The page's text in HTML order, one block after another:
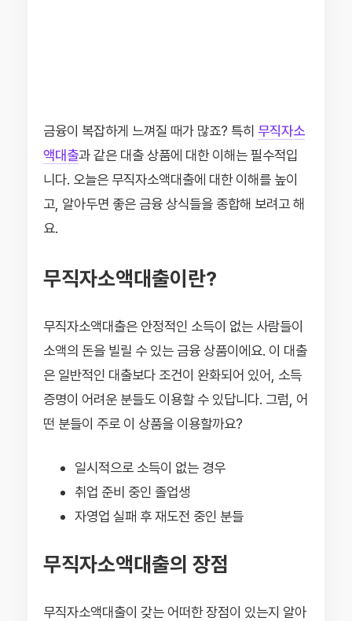
금융이 복잡하게 느껴질 때가 많죠? 특히 무직자소
액대출과 같은 대출 상품에 대한 이해는 필수적입
니다. 오늘은 무직자소액대출에 대한 이해를 높이
고, 알아두면 좋은 금융 상식들을 종합해 보려고 해
요.
무직자소액대출이란?
무직자소액대출은 안정적인 소득이 없는 사람들이
소액의 돈을 빌릴 수 있는 금융 상품이에요. 이 대출
은 일반적인 대출보다 조건이 완화되어 있어, 소득
증명이 어려운 분들도 이용할 수 있답니다. 그럼, 어
떤 분들이 주로 이 상품을 이용할까요?
일시적으로 소득이 없는 경우
취업 준비 중인 졸업생
자영업 실패 후 재도전 중인 분들
무직자소액대출의 장점
무직자소액대출이 갖는 어떠한 장점이 있는지 알아